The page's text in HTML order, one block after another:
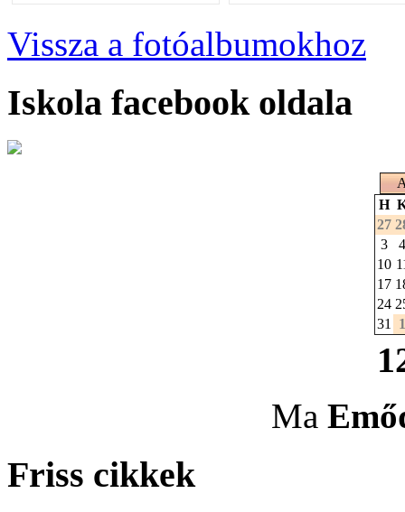
Vissza a fotóalbumokhoz
Iskola facebook oldala
H
27
3
4
10
17
24
31
1
Ma
Friss cikkek